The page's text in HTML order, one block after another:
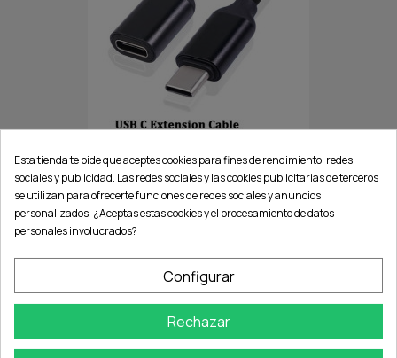
CABLE EXTENSION USB-C 3.2...
Esta tienda te pide que aceptes cookies para fines de rendimiento, redes
sociales y publicidad. Las redes sociales y las cookies publicitarias de terceros
se utilizan para ofrecerte funciones de redes sociales y anuncios
personalizados. ¿Aceptas estas cookies y el procesamiento de datos
personales involucrados?
Configurar
Rechazar